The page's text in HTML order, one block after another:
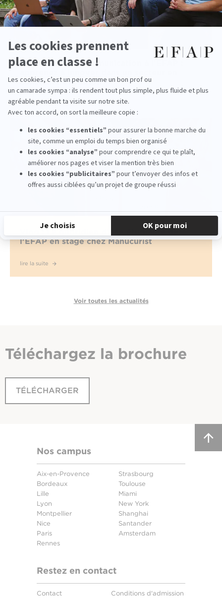
Les études de communication à l'EFAP :
constante évolution
lire la suite
Vlog : Le quotidien d'une étudiante de
l'EFAP en stage chez Manucurist
lire la suite
Voir toutes les actualités
Téléchargez la brochure
TÉLÉCHARGER
Nos campus
Aix-en-Provence
Bordeaux
Lille
Lyon
Montpellier
Nice
Paris
Rennes
Strasbourg
Toulouse
Miami
New York
Shanghai
Santander
Amsterdam
Restez en contact
Contact
Conditions d'admission